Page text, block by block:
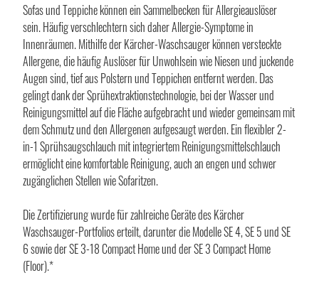
Sofas und Teppiche können ein Sammelbecken für Allergieauslöser
sein. Häufig verschlechtern sich daher Allergie-Symptome in
Innenräumen. Mithilfe der Kärcher-Waschsauger können versteckte
Allergene, die häufig Auslöser für Unwohlsein wie Niesen und juckende
Augen sind, tief aus Polstern und Teppichen entfernt werden. Das
gelingt dank der Sprühextraktionstechnologie, bei der Wasser und
Reinigungsmittel auf die Fläche aufgebracht und wieder gemeinsam mit
dem Schmutz und den Allergenen aufgesaugt werden. Ein flexibler 2-
in-1 Sprühsaugschlauch mit integriertem Reinigungsmittelschlauch
ermöglicht eine komfortable Reinigung, auch an engen und schwer
zugänglichen Stellen wie Sofaritzen.
Die Zertifizierung wurde für zahlreiche Geräte des Kärcher
Waschsauger-Portfolios erteilt, darunter die Modelle SE 4, SE 5 und SE
6 sowie der SE 3-18 Compact Home und der SE 3 Compact Home
(Floor).*